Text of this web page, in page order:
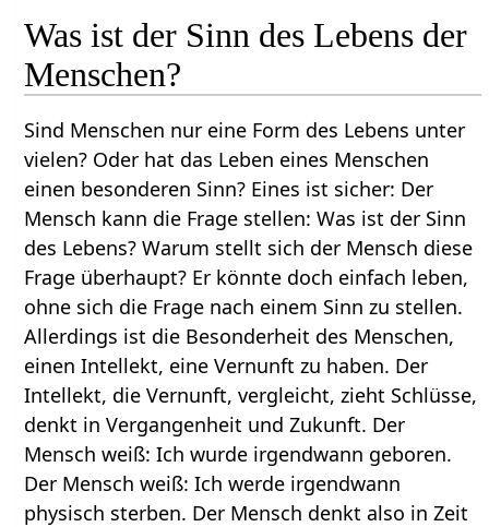
Was ist der Sinn des Lebens der
Menschen?
Sind Menschen nur eine Form des Lebens unter
vielen? Oder hat das Leben eines Menschen
einen besonderen Sinn? Eines ist sicher: Der
Mensch kann die Frage stellen: Was ist der Sinn
des Lebens? Warum stellt sich der Mensch diese
Frage überhaupt? Er könnte doch einfach leben,
ohne sich die Frage nach einem Sinn zu stellen.
Allerdings ist die Besonderheit des Menschen,
einen Intellekt, eine Vernunft zu haben. Der
Intellekt, die Vernunft, vergleicht, zieht Schlüsse,
denkt in Vergangenheit und Zukunft. Der
Mensch weiß: Ich wurde irgendwann geboren.
Der Mensch weiß: Ich werde irgendwann
physisch sterben. Der Mensch denkt also in Zeit